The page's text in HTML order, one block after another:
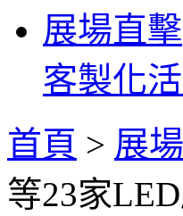
展場直擊
客製化
首頁 > 展
等23家